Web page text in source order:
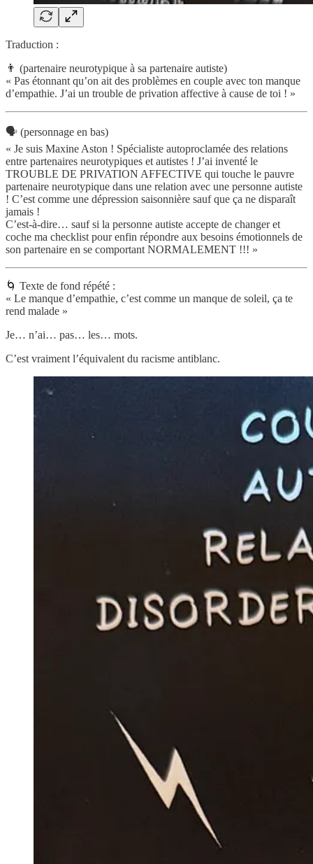
Traduction :
👨 (partenaire neurotypique à sa partenaire autiste)
« Pas étonnant qu’on ait des problèmes en couple avec ton manque
d’empathie. J’ai un trouble de privation affective à cause de toi ! »
🗣️ (personnage en bas)
« Je suis Maxine Aston ! Spécialiste autoproclamée des relations
entre partenaires neurotypiques et autistes ! J’ai inventé le
TROUBLE DE PRIVATION AFFECTIVE qui touche le pauvre
partenaire neurotypique dans une relation avec une personne autiste
! C’est comme une dépression saisonnière sauf que ça ne disparaît
jamais !
C’est-à-dire… sauf si la personne autiste accepte de changer et
coche ma checklist pour enfin répondre aux besoins émotionnels de
son partenaire en se comportant NORMALEMENT !!! »
🌀 Texte de fond répété :
« Le manque d’empathie, c’est comme un manque de soleil, ça te
rend malade »
Je… n’ai… pas… les… mots.
C’est vraiment l’équivalent du racisme antiblanc.